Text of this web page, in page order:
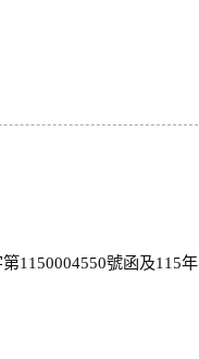
1150004550號函及115年